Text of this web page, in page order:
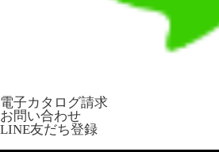
電子カタログ請求
お問い合わせ
LINE友だち登録